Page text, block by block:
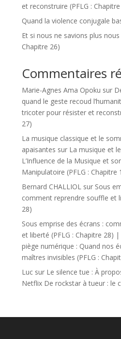
et reconstruire (PFLG :
Quand la violence conjugale
Et si nous ne savions plus nous
Chapitre 26)
Commentaires
Marie-Agnes Ama Opoku sur
quand le geste recoud
tricoter pour résister et
27)
La musique classique et le
apaisantes sur La musique et
L’Influence de la Musique et
Manipulatoire (PFLG : Chapitre
Bernard CHALLIOLsur Sous
comment reprendre souffle et
28)
Sous emprise des écrans :
et liberté (PFLG : Chapitre 28) |
piège numérique : Quand nos
maîtres invisibles (PFLG :
Lucsur Le silence tue : À
Netflix De rockstar à tueur : le